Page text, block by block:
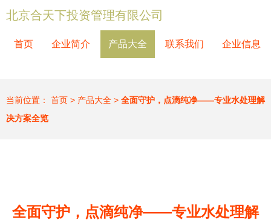
北京合天下投资管理有限公司
首页 企业简介 产品大全 联系我们 企业信息
当前位置： 首页 > 产品大全 > 全面守护，点滴纯净——专业水处理解
决方案全览
全面守护，点滴纯净——专业水处理解